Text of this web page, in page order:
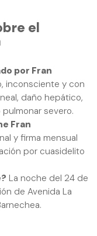
el
por Fran
inconsciente y con
daño hepático,
severo.
Fran
y firma mensual
por cuasidelito
La noche del 24 de
de Avenida La